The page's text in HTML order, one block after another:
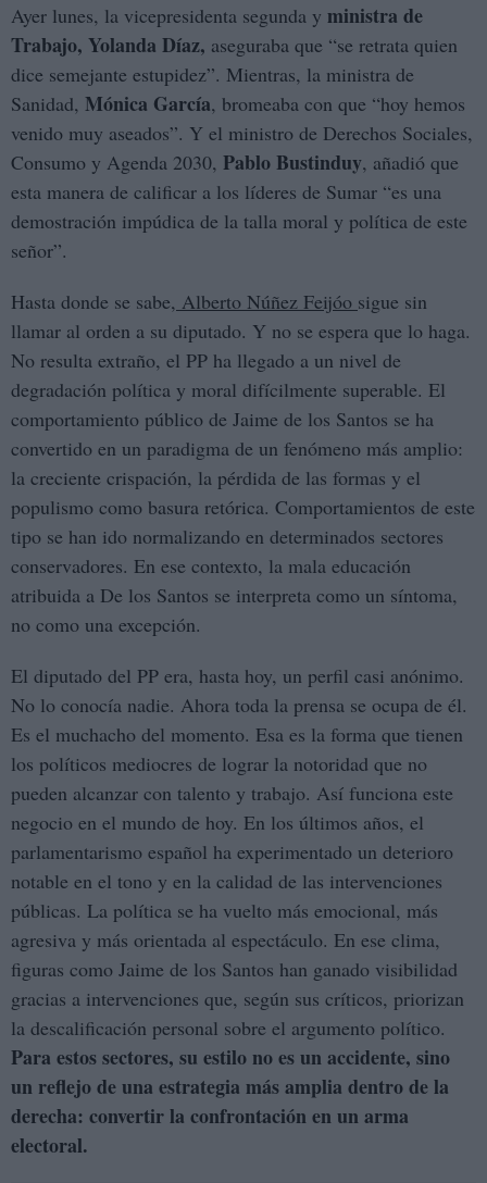
Ayer lunes, la vicepresidenta segunda y ministra de
Trabajo, Yolanda Díaz, aseguraba que “se retrata quien
dice semejante estupidez”. Mientras, la ministra de
Sanidad, Mónica García, bromeaba con que “hoy hemos
venido muy aseados”. Y el ministro de Derechos Sociales,
Consumo y Agenda 2030, Pablo Bustinduy, añadió que
esta manera de calificar a los líderes de Sumar “es una
demostración impúdica de la talla moral y política de este
señor”.
Hasta donde se sabe, Alberto Núñez Feijóo sigue sin
llamar al orden a su diputado. Y no se espera que lo haga.
No resulta extraño, el PP ha llegado a un nivel de
degradación política y moral difícilmente superable. El
comportamiento público de Jaime de los Santos se ha
convertido en un paradigma de un fenómeno más amplio:
la creciente crispación, la pérdida de las formas y el
populismo como basura retórica. Comportamientos de este
tipo se han ido normalizando en determinados sectores
conservadores. En ese contexto, la mala educación
atribuida a De los Santos se interpreta como un síntoma,
no como una excepción.
El diputado del PP era, hasta hoy, un perfil casi anónimo.
No lo conocía nadie. Ahora toda la prensa se ocupa de él.
Es el muchacho del momento. Esa es la forma que tienen
los políticos mediocres de lograr la notoridad que no
pueden alcanzar con talento y trabajo. Así funciona este
negocio en el mundo de hoy. En los últimos años, el
parlamentarismo español ha experimentado un deterioro
notable en el tono y en la calidad de las intervenciones
públicas. La política se ha vuelto más emocional, más
agresiva y más orientada al espectáculo. En ese clima,
figuras como Jaime de los Santos han ganado visibilidad
gracias a intervenciones que, según sus críticos, priorizan
la descalificación personal sobre el argumento político.
Para estos sectores, su estilo no es un accidente, sino
un reflejo de una estrategia más amplia dentro de la
derecha: convertir la confrontación en un arma
electoral.